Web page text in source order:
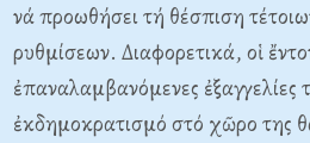
νά προωθήσει τή θέσπιση
ρυθμίσεων. Διαφορετικά, οἱ
ἐπαναλαμβανόμενες ἐξαγγελίες
ἐκδημοκρατισμό στό χῶρο της